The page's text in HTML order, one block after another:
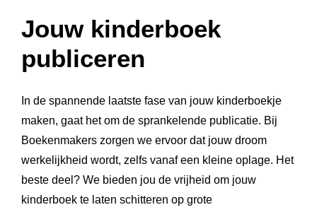
Jouw kinderboek
publiceren
In de spannende laatste fase van jouw kinderboekje
maken, gaat het om de sprankelende publicatie. Bij
Boekenmakers zorgen we ervoor dat jouw droom
werkelijkheid wordt, zelfs vanaf een kleine oplage. Het
beste deel? We bieden jou de vrijheid om jouw
kinderboek te laten schitteren op grote